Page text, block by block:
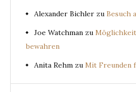
Alexander Bichler zu Besuch
Joe Watchman zu
bewahren
Anita Rehm zu Mit Freunden